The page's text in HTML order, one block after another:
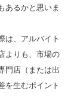
あるかと思いま
は、アルバイト
よりも、市場の
門店（または出
を生むポイント